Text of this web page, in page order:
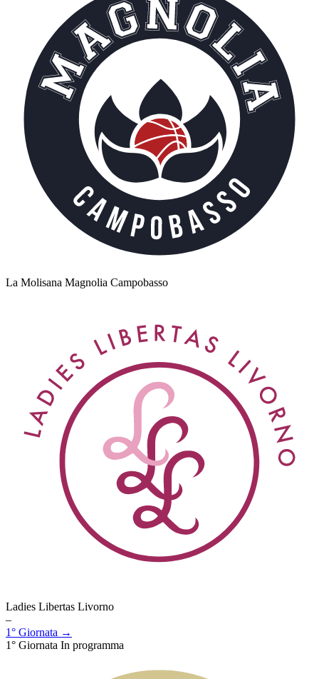
La Molisana Magnolia Campobasso
Ladies Libertas Livorno
–
1° Giornata →
1° Giornata In programma